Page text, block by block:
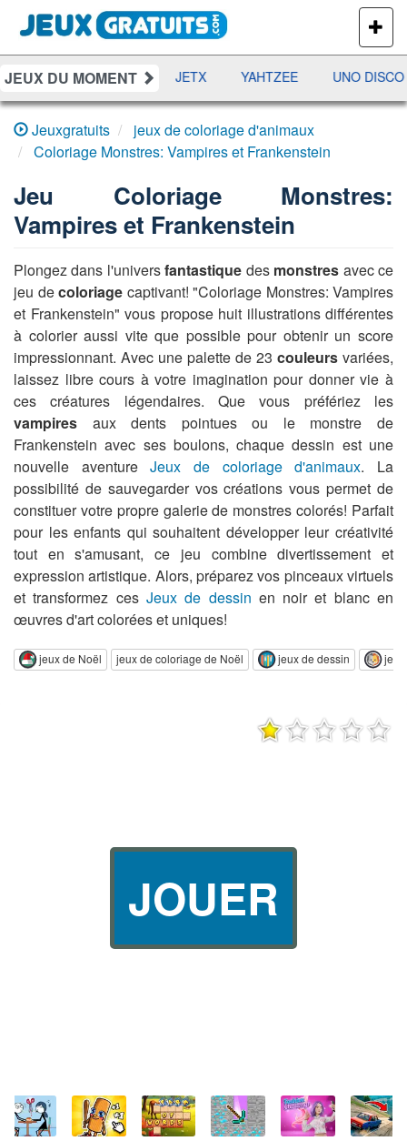
PLUS
DE
JEUX
JEUX DU MOMENT
DAMES RAMI JETX YAHTZEE UNO DISCO
Jeuxgratuits
jeux de coloriage d'animaux
Coloriage Monstres: Vampires et Frankenstein
Jeu Coloriage Monstres:
Vampires et Frankenstein
Plongez dans l'universfantastique des monstres avec ce
jeu decoloriage captivant! "Coloriage Monstres: Vampires
et Frankenstein" vous propose huit illustrations différentes
à colorier aussi vite que possible pour obtenir un score
impressionnant. Avec une palette de 23 couleurs variées,
laissez libre cours à votre imagination pour donner vie à
ces créatures légendaires. Que vous préfériez les
vampires aux dents pointues ou le monstre de
Frankenstein avec ses boulons, chaque dessin est une
nouvelle aventureJeux de coloriage d'animaux. La
possibilité de sauvegarder vos créations vous permet de
constituer votre propre galerie de monstres colorés! Parfait
pour les enfants qui souhaitent développer leur créativité
tout en s'amusant, ce jeu combine divertissement et
expression artistique. Alors, préparez vos pinceaux virtuels
et transformez ces Jeux de dessin en noir et blanc en
œuvres d'art colorées et uniques!
jeux de Noël jeux de coloriage de Noël jeux de dessin
JOUER